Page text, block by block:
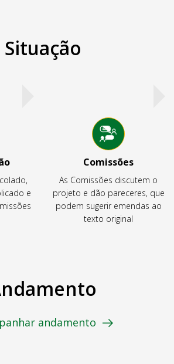
Situação
e
Comissões
As Comissões discutem o
projeto e dão pareceres, que
podem sugerir emendas ao
texto original
andamento